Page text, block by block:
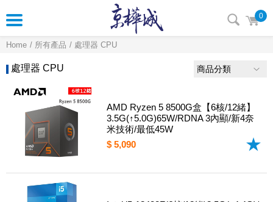
0
Home 所有產品 處理器 CPU
處理器 CPU 商品分類
AMD Ryzen 5 8500G盒【6核/12緒】
3.5G(↑5.0G)65W/RDNA 3內顯/新4奈
米技術/最低45W
$ 5,090